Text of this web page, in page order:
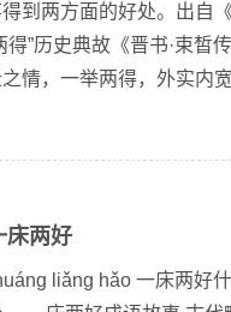
到两方面的好处。出自
得”历史典故《晋书·束皙
情，一举两得，外实内
床两好
liǎng hǎo 一床两好